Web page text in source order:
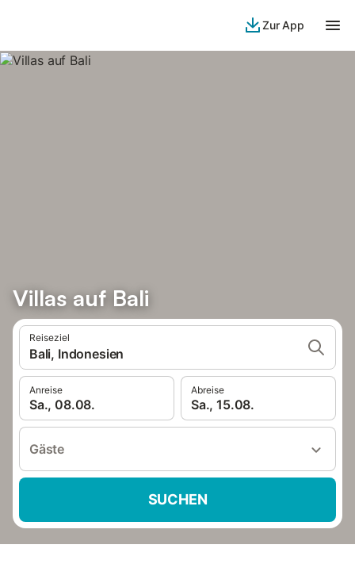
Zur App
Villas auf Bali
Reiseziel
Bali, Indonesien
Anreise
Sa., 08.08.
Abreise
Sa., 15.08.
Gäste
SUCHEN